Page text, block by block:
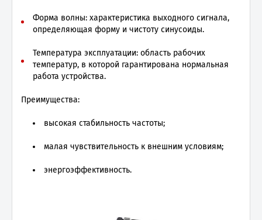
Форма волны: характеристика выходного сигнала,
определяющая форму и чистоту синусоиды.
Температура эксплуатации: область рабочих
температур, в которой гарантирована нормальная
работа устройства.
Преимущества:
высокая стабильность частоты;
малая чувствительность к внешним условиям;
энергоэффективность.